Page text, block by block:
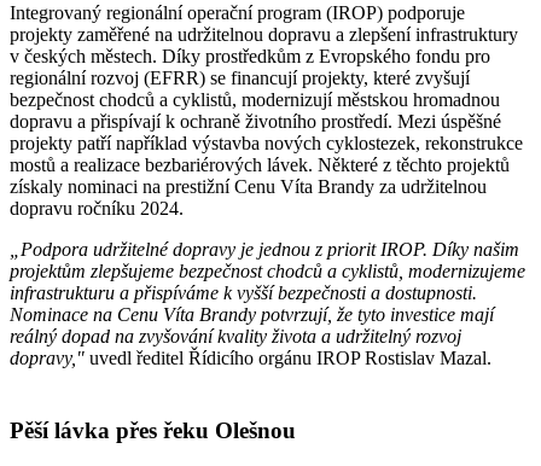
Integrovaný regionální operační program (IROP) podporuje
projekty zaměřené na udržitelnou dopravu a zlepšení infrastruktury
v českých městech. Díky prostředkům z Evropského fondu pro
regionální rozvoj (EFRR) se financují projekty, které zvyšují
bezpečnost chodců a cyklistů, modernizují městskou hromadnou
dopravu a přispívají k ochraně životního prostředí. Mezi úspěšné
projekty patří například výstavba nových cyklostezek, rekonstrukce
mostů a realizace bezbariérových lávek. Některé z těchto projektů
získaly nominaci na prestižní Cenu Víta Brandy za udržitelnou
dopravu ročníku 2024.
„Podpora udržitelné dopravy je jednou z priorit IROP. Díky našim
projektům zlepšujeme bezpečnost chodců a cyklistů, modernizujeme
infrastrukturu a přispíváme k vyšší bezpečnosti a dostupnosti.
Nominace na Cenu Víta Brandy potvrzují, že tyto investice mají
reálný dopad na zvyšování kvality života a udržitelný rozvoj
dopravy," uvedl ředitel Řídicího orgánu IROP Rostislav Mazal.
Pěší lávka přes řeku Olešnou